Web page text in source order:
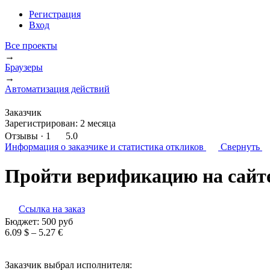
Регистрация
Вход
Все проекты
→
Браузеры
→
Автоматизация действий
Заказчик
Зарегистрирован: 2 месяца
Отзывы · 1
5.0
Информация о заказчике и статистика откликов Свернуть
Пройти верификацию на
Ссылка на заказ
Бюджет: 500 руб
6.09 $ – 5.27 €
Заказчик выбрал исполнителя: